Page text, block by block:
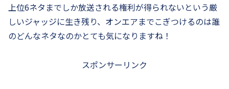
上位6ネタまでしか放送される権利が得られないという厳
しいジャッジに生き残り、オンエアまでこぎつけるのは誰
のどんなネタなのかとても気になりますね！
スポンサーリンク